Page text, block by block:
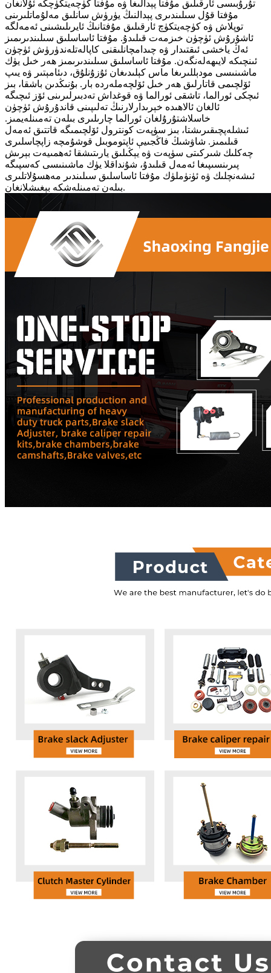
تۇرۇبىسى ئارقىلىق مۇفتا پېدالىغا ۋە مۇفتا كۈچەيتكۈچكە ئۇلانغان
مۇفتا قۇل سىلىندىرى پېدالنىڭ يۈرۈش سانلىق مەلۇماتلىرىنى
توپلاش ۋە كۈچەيتكۈچ ئارقىلىق مۇفتانىڭ ئايرىلىشىنى ئەمەلگە
ئاشۇرۇش ئۈچۈن خىزمەت قىلىدۇ. مۇفتا ئاساسلىق سىلىندىرىمىز
ئەڭ ياخشى ئىقتىدار ۋە چىدامچانلىقنى كاپالەتلەندۈرۈش ئۈچۈن
ئىنچىكە لايىھەلەنگەن. مۇفتا ئاساسلىق سىلىندىرىمىز ھەر خىل يۈك
ماشىنىسى مودېللىرىغا ماس كېلىدىغان ئۇزۇنلۇق، دىئامېتىر ۋە يىپ
ئۆلچىمى قاتارلىق ھەر خىل ئۆلچەملەردە بار. بۇنىڭدىن باشقا، بىز
ئىچكى ئورالما، تاشقى ئورالما ۋە قوغداش تەدبىرلىرىنى ئۆز ئىچىگە
ئالغان ئالاھىدە خېرىدارلارنىڭ تەلىپىنى قاندۇرۇش ئۈچۈن
خاسلاشتۇرۇلغان ئورالما چارىلىرى بىلەن تەمىنلەيمىز.
ئىشلەپچىقىرىشتا، بىز سۈپەت كونترول ئۆلچىمىگە قاتتىق ئەمەل
قىلىمىز. شاۋشىڭ فاڭجىيې ئاپتوموبىل قوشۇمچە زاپچاسلىرى
چەكلىك شىركىتى سۈپەت ۋە يېڭىلىق يارىتىشقا ئەھمىيەت بېرىش
پىرىنسىپىغا ئەمەل قىلىدۇ، شۇنداقلا يۈك ماشىنىسى كەسپىگە
ئىشەنچلىك ۋە ئۈنۈملۈك مۇفتا ئاساسلىق سىلىندىر مەھسۇلاتلىرى
بىلەن تەمىنلەشكە بېغىشلانغان.